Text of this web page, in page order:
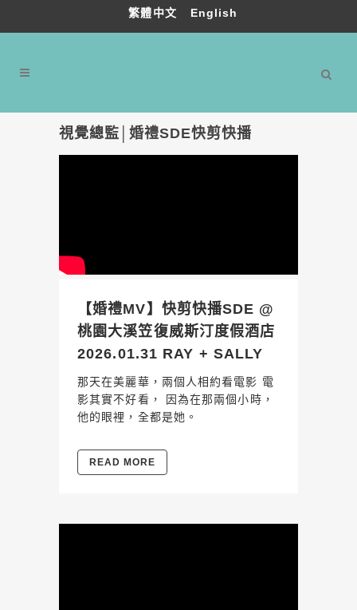
繁體中文 English
視覺總監│婚禮SDE快剪快播
【婚禮MV】快剪快播SDE @
桃園大溪笠復威斯汀度假酒店
2026.01.31 RAY + SALLY
那天在美麗華，兩個人相約看電影 電
影其實不好看， 因為在那兩個小時，
他的眼裡，全都是她。
READ MORE